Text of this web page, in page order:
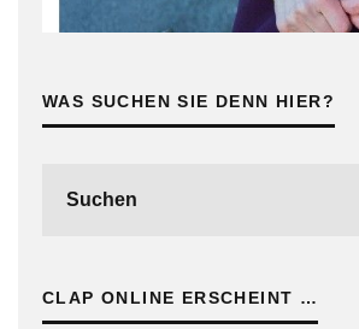
WAS SUCHEN SIE DENN HIER?
CLAP ONLINE ERSCHEINT …